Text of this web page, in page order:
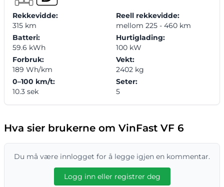
Rekkevidde:
315 km
Reell rekkevidde:
mellom 225 - 460 km
Batteri:
59.6 kWh
Hurtiglading:
100 kW
Forbruk:
189 Wh/km
Vekt:
2402 kg
0–100 km/t:
10.3 sek
Seter:
5
Hva sier brukerne om VinFast VF 6
Du må være innlogget for å legge igjen en kommentar.
Logg inn eller registrer deg